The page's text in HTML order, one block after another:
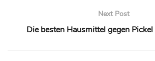
Next Post
Die besten Hausmittel gegen